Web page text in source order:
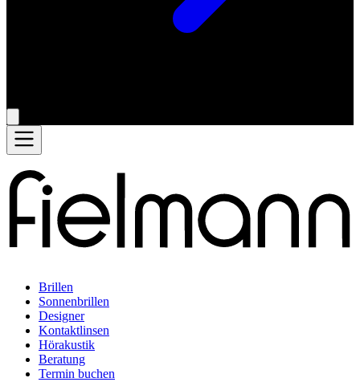
Brillen
Sonnenbrillen
Designer
Kontaktlinsen
Hörakustik
Beratung
Termin buchen